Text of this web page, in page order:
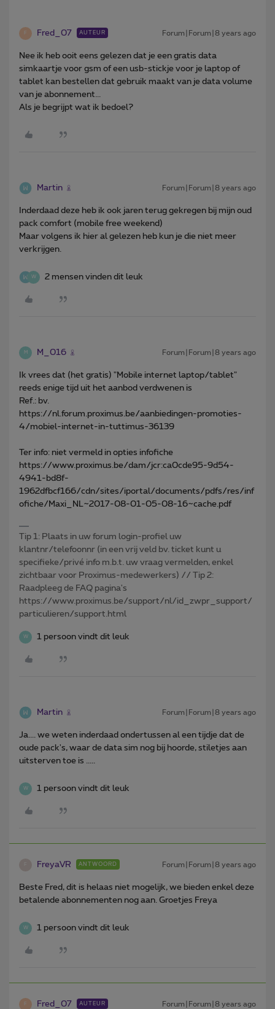
F Fred_07 AUTEUR Forum|Forum|8 years ago
Nee ik heb ooit eens gelezen dat je een gratis data
simkaartje voor gsm of een usb-stickje voor je laptop of
tablet kan bestellen dat gebruik maakt van je data volume
van je abonnement...
Als je begrijpt wat ik bedoel?
Martin Forum|Forum|8 years ago
Inderdaad deze heb ik ook jaren terug gekregen bij mijn oud
pack comfort (mobile free weekend)
Maar volgens ik hier al gelezen heb kun je die niet meer
verkrijgen.
W 2 mensen vinden dit leuk
M M_016 Forum|Forum|8 years ago
Ik vrees dat (het gratis) "Mobile internet laptop/tablet"
reeds enige tijd uit het aanbod verdwenen is
Ref.: bv.
https://nl.forum.proximus.be/aanbiedingen-promoties-
4/mobiel-internet-in-tuttimus-36139
Ter info: niet vermeld in opties infofiche
https://www.proximus.be/dam/jcr:ca0cde95-9d54-
4941-bd8f-
1962dfbcf166/cdn/sites/iportal/documents/pdfs/res/inf
ofiche/Maxi_NL~2017-08-01-05-08-16~cache.pdf
Tip 1: Plaats in uw forum login-profiel uw
klantnr/telefoonnr (in een vrij veld bv. ticket kunt u
specifieke/privé info m.b.t. uw vraag vermelden, enkel
zichtbaar voor Proximus-medewerkers) // Tip 2:
Raadpleeg de FAQ pagina's
https://www.proximus.be/support/nl/id_zwpr_support/
particulieren/support.html
W 1 persoon vindt dit leuk
Martin Forum|Forum|8 years ago
Ja.... we weten inderdaad ondertussen al een tijdje dat de
oude pack's, waar de data sim nog bij hoorde, stiletjes aan
uitsterven toe is .....
W 1 persoon vindt dit leuk
FreyaVR ANTWOORD Forum|Forum|8 years ago
Beste Fred, dit is helaas niet mogelijk, we bieden enkel deze
betalende abonnementen nog aan. Groetjes Freya
W 1 persoon vindt dit leuk
F Fred_07 AUTEUR Forum|Forum|8 years ago